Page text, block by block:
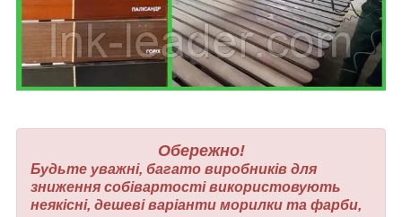
Обережно!
Будьте уважні, багато виробників для
зниження собівартості використовують
неякісні, дешеві варіанти морилки та фарби,